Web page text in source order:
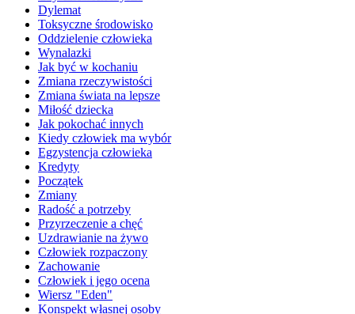
Dylemat
Toksyczne środowisko
Oddzielenie człowieka
Wynalazki
Jak być w kochaniu
Zmiana rzeczywistości
Zmiana świata na lepsze
Miłość dziecka
Jak pokochać innych
Kiedy człowiek ma wybór
Egzystencja człowieka
Kredyty
Początek
Zmiany
Radość a potrzeby
Przyrzeczenie a chęć
Uzdrawianie na żywo
Człowiek rozpaczony
Zachowanie
Człowiek i jego ocena
Wiersz "Eden"
Konspekt własnej osoby